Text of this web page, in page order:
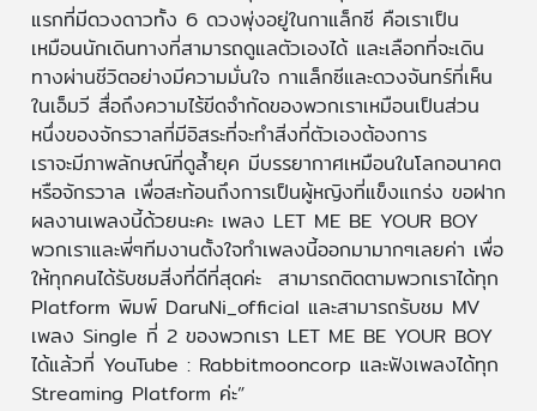
แรกที่มีดวงดาวทั้ง 6 ดวงพุ่งอยู่ในกาแล็กซี คือเราเป็น
เหมือนนักเดินทางที่สามารถดูแลตัวเองได้ และเลือกที่จะเดิน
ทางผ่านชีวิตอย่างมีความมั่นใจ กาแล็กซีและดวงจันทร์ที่เห็น
ในเอ็มวี สื่อถึงความไร้ขีดจำกัดของพวกเราเหมือนเป็นส่วน
หนึ่งของจักรวาลที่มีอิสระที่จะทำสิ่งที่ตัวเองต้องการ
เราจะมีภาพลักษณ์ที่ดูล้ำยุค มีบรรยากาศเหมือนในโลกอนาคต
หรือจักรวาล เพื่อสะท้อนถึงการเป็นผู้หญิงที่แข็งแกร่ง ขอฝาก
ผลงานเพลงนี้ด้วยนะคะ เพลง LET ME BE YOUR BOY
พวกเราและพี่ๆทีมงานตั้งใจทำเพลงนี้ออกมามากๆเลยค่า เพื่อ
ให้ทุกคนได้รับชมสิ่งที่ดีที่สุดค่ะ สามารถติดตามพวกเราได้ทุก
Platform พิมพ์ DaruNi_official และสามารถรับชม MV
เพลง Single ที่ 2 ของพวกเรา LET ME BE YOUR BOY
ได้แล้วที่ YouTube : Rabbitmooncorp และฟังเพลงได้ทุก
Streaming Platform ค่ะ”